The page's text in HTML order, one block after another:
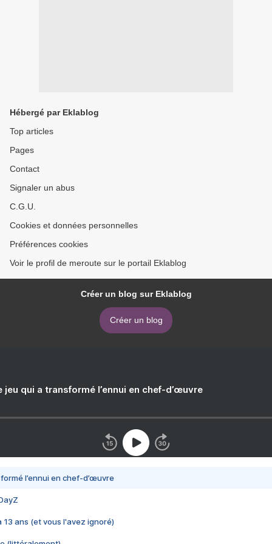
Hébergé par Eklablog
Top articles
Pages
Contact
Signaler un abus
C.G.U.
Cookies et données personnelles
Préférences cookies
Voir le profil de meroute sur le portail Eklablog
Créer un blog sur Eklablog
Créer un blog
jeu qui a transformé l’ennui en chef-d’œuvre
l’ennui en chef-d’œuvre
13 ans (et vous l'avez ignoré)